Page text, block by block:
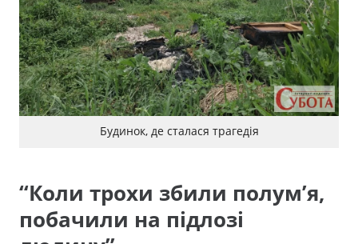
Будинок, де сталася трагедія
“Коли трохи збили полум’я,
побачили на підлозі